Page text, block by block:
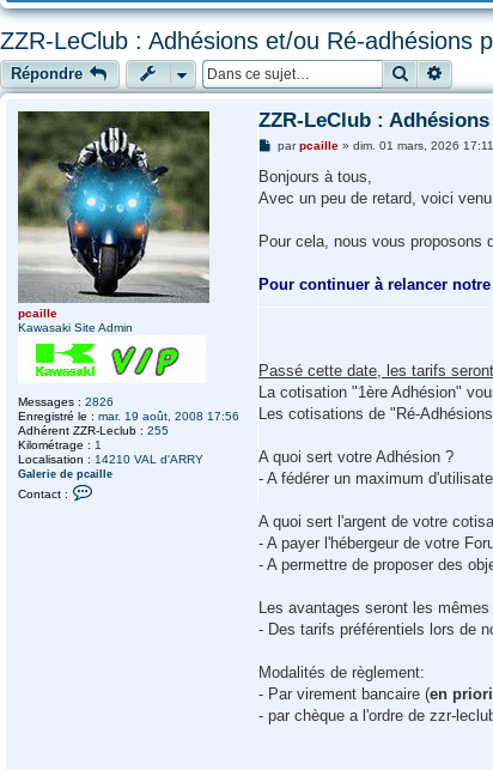
ZZR-LeClub : Adhésions et/ou Ré-adhésions
Répondre Rechercher
pcaille
Kawasaki Site Admin
Messages : 2826
Enregistré le : mar. 19 août, 2008 17:56
Adhérent ZZR-Leclub : 255
Kilométrage : 1
Localisation : 14210 VAL d'ARRY
Galerie de pcaille
Contact :
ZZR-LeClub :
M
s
a
parpcaille» dim. 01 mars, 2026 17:11
Bonjours à tous,
Avec un peu de retard, voici
Pour cela, nous vous proposons
Pour continuer à relancer
Passé cette date, les tarifs
La cotisation "1ère Adhésion"
Les cotisations de "Ré-
A quoi sert votre Adhésion ?
- A fédérer un maximum
A quoi sert l'argent de votre
- A payer l'hébergeur de votre
- A permettre de proposer des
Les avantages seront les
- Des tarifs préférentiels lors de
Modalités de règlement:
- Par virement bancaire (en
- par chèque a l'ordre de zzr-